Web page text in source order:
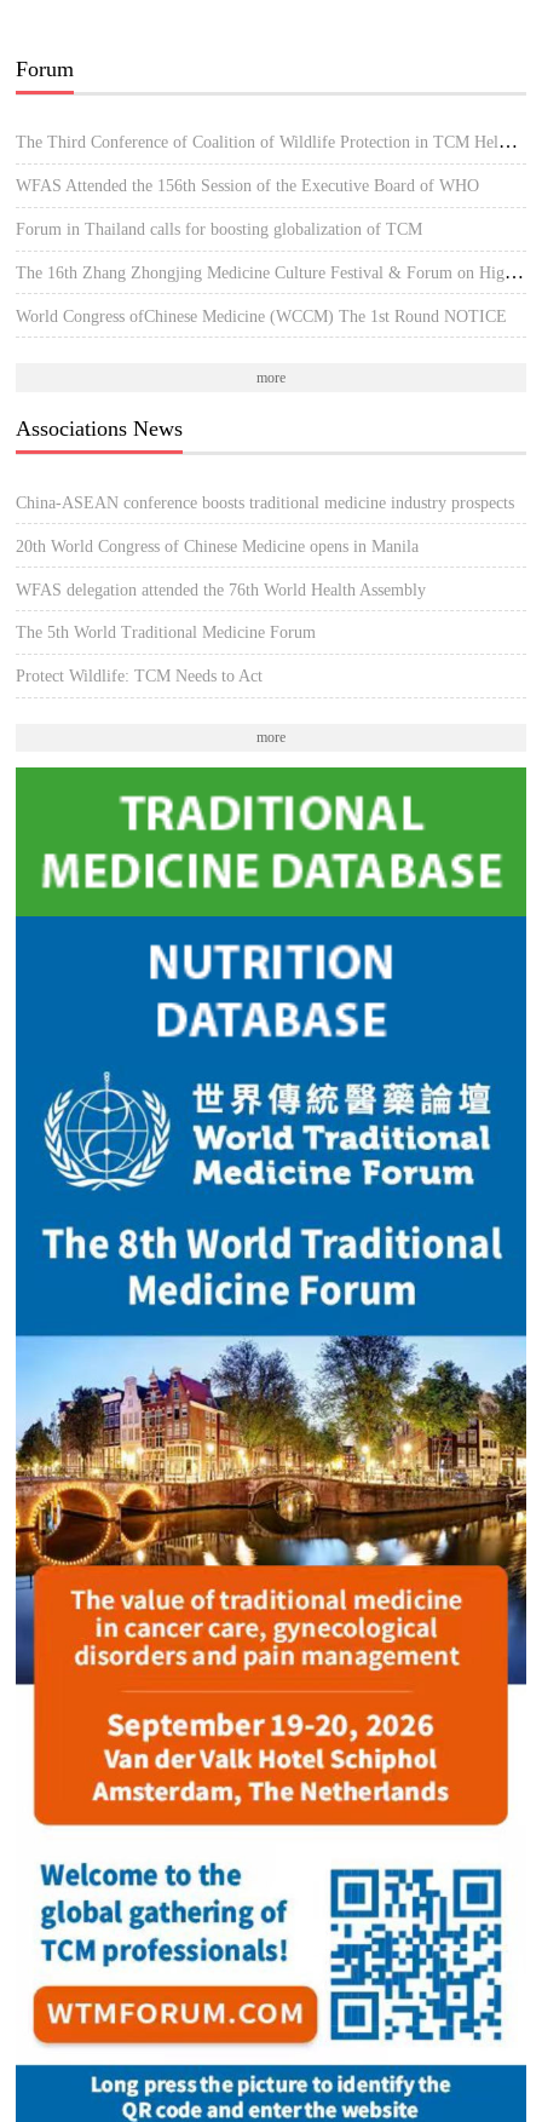
Forum
The Third Conference of Coalition of Wildlife Protection in TCM Held in Hue, Vietnam
WFAS Attended the 156th Session of the Executive Board of WHO
Forum in Thailand calls for boosting globalization of TCM
The 16th Zhang Zhongjing Medicine Culture Festival & Forum on High-quality Development of TCM
World Congress ofChinese Medicine (WCCM) The 1st Round NOTICE
more
Associations News
China-ASEAN conference boosts traditional medicine industry prospects
20th World Congress of Chinese Medicine opens in Manila
WFAS delegation attended the 76th World Health Assembly
The 5th World Traditional Medicine Forum
Protect Wildlife: TCM Needs to Act
more